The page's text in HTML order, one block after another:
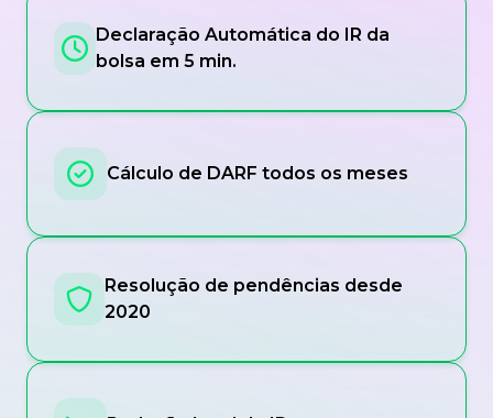
Declaração Automática do IR da
bolsa em 5 min.
Cálculo de DARF todos os meses
Resolução de pendências desde
2020